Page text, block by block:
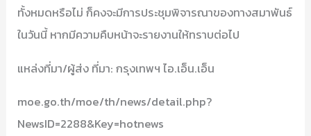
ทั้งหมดหรือไม่ ก็คงจะมีการประชุมพิจารณาของทางสมาพันธ์
ในวันนี้ หากมีความคืบหน้าจะรายงานให้ทราบต่อไป
แหล่งที่มา/ผู้ส่ง ที่มา: กรุงเทพฯ ไอ.เอ็น.เอ็น
moe.go.th/moe/th/news/detail.php?
NewsID=2288&Key=hotnews